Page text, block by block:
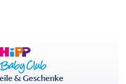
& Geschenke